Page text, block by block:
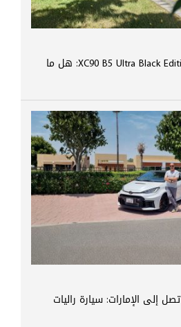
تجربة فولفو XC90 B5 Ultra Black Edition 2026: هل ما
تويوتا GR Yaris 2026 تصل إلى الإمارات: سيارة راليات